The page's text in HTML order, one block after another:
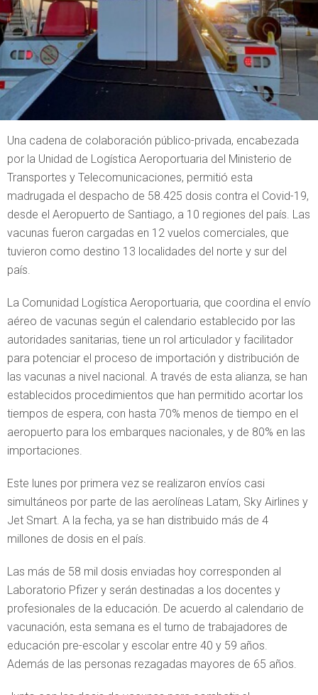
Una cadena de colaboración público-privada, encabezada
por la Unidad de Logística Aeroportuaria del Ministerio de
Transportes y Telecomunicaciones, permitió esta
madrugada el despacho de 58.425 dosis contra el Covid-19,
desde el Aeropuerto de Santiago, a 10 regiones del país. Las
vacunas fueron cargadas en 12 vuelos comerciales, que
tuvieron como destino 13 localidades del norte y sur del
país.
La Comunidad Logística Aeroportuaria, que coordina el envío
aéreo de vacunas según el calendario establecido por las
autoridades sanitarias, tiene un rol articulador y facilitador
para potenciar el proceso de importación y distribución de
las vacunas a nivel nacional. A través de esta alianza, se han
establecidos procedimientos que han permitido acortar los
tiempos de espera, con hasta 70% menos de tiempo en el
aeropuerto para los embarques nacionales, y de 80% en las
importaciones.
Este lunes por primera vez se realizaron envíos casi
simultáneos por parte de las aerolíneas Latam, Sky Airlines y
Jet Smart. A la fecha, ya se han distribuido más de 4
millones de dosis en el país.
Las más de 58 mil dosis enviadas hoy corresponden al
Laboratorio Pfizer y serán destinadas a los docentes y
profesionales de la educación. De acuerdo al calendario de
vacunación, esta semana es el turno de trabajadores de
educación pre-escolar y escolar entre 40 y 59 años.
Además de las personas rezagadas mayores de 65 años.